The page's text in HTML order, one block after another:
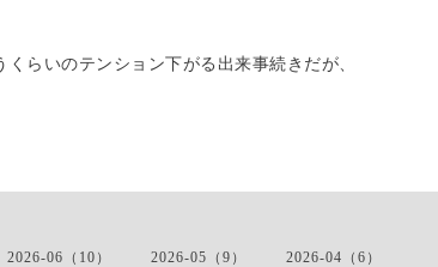
らいのテンション下がる出来事続きだが、
2026-06（10） 2026-05（9） 2026-04（6）